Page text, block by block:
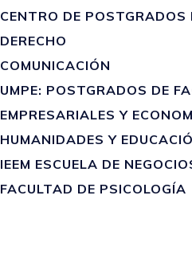
CENTRO DE POSTGRADOS
DERECHO
COMUNICACIÓN
UMPE: POSTGRADOS DE
EMPRESARIALES Y
HUMANIDADES Y
IEEM ESCUELA DE
FACULTAD DE PSICOLOGÍA